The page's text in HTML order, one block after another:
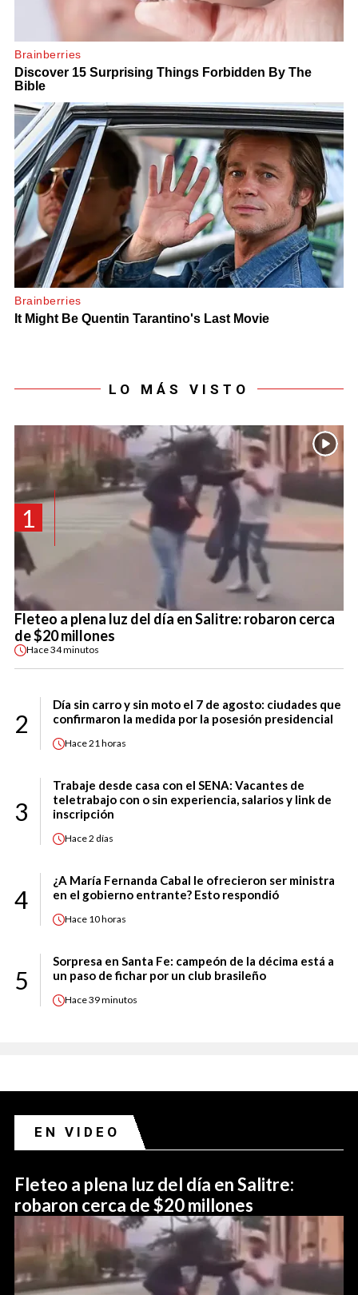
LO MÁS VISTO
1
Fleteo a plena luz del día en Salitre: robaron cerca
de $20 millones
Hace34 minutos
2
Día sin carro y sin moto el 7 de agosto: ciudades que
confirmaron la medida por la posesión presidencial
Hace21 horas
3
Trabaje desde casa con el SENA: Vacantes de
teletrabajo con o sin experiencia, salarios y link de
inscripción
Hace2 días
4
¿A María Fernanda Cabal le ofrecieron ser ministra
en el gobierno entrante? Esto respondió
Hace 10 horas
5
Sorpresa en Santa Fe: campeón de la décima está a
un paso de fichar por un club brasileño
Hace39 minutos
EN VIDEO
Fleteo a plena luz del día en Salitre:
robaron cerca de $20 millones